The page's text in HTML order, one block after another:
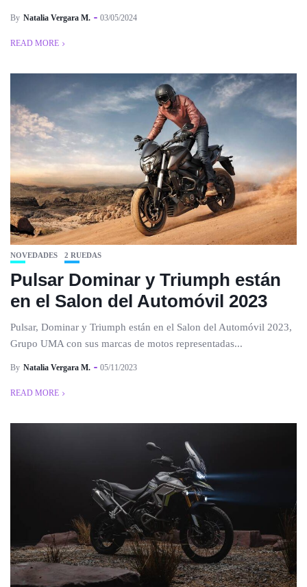
By Natalia Vergara M. 03/05/2024
READ MORE
NOVEDADES 2 RUEDAS
Pulsar Dominar y Triumph están
en el Salon del Automóvil 2023
Pulsar, Dominar y Triumph están en el Salon del Automóvil 2023,
Grupo UMA con sus marcas de motos representadas...
By Natalia Vergara M. 05/11/2023
READ MORE